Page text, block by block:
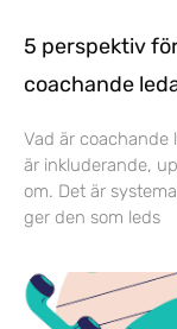
5 perspektiv
coachande
Vad är coachande
är inkluderande,
om. Det är
ger den som leds